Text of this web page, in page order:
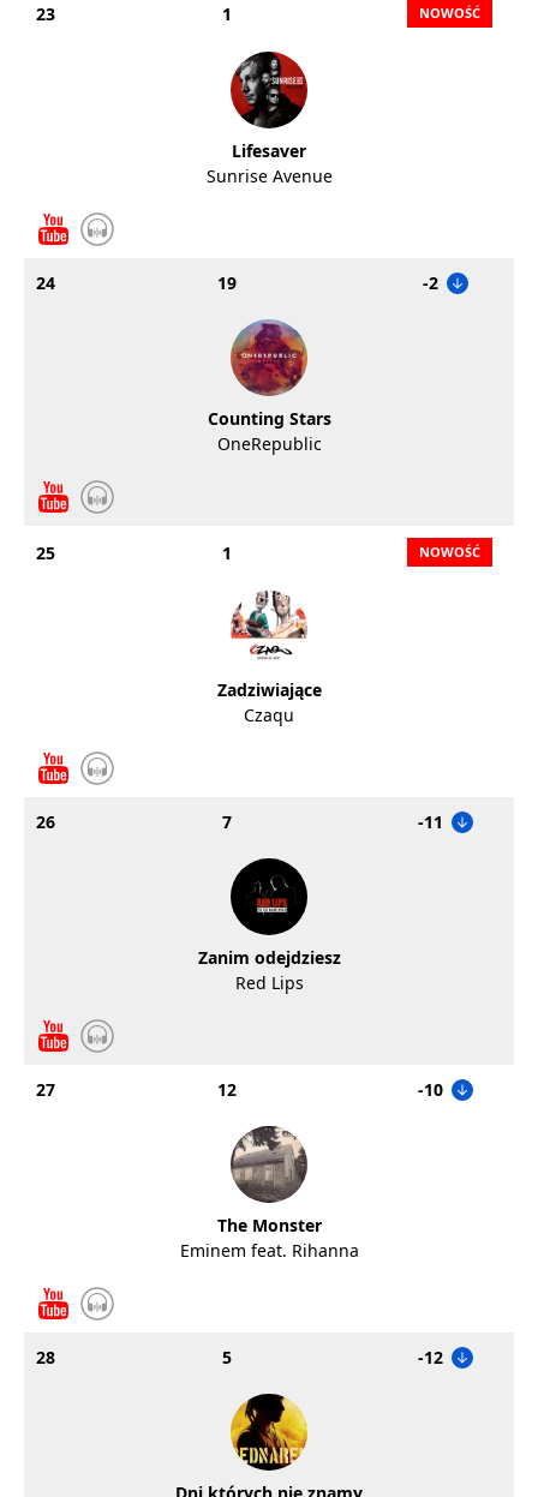
23 1
Lifesaver
Sunrise Avenue
24 19 -2
Counting Stars
OneRepublic
25 1
Zadziwiające
Czaqu
26 7 -11
Zanim odejdziesz
Red Lips
27 12 -10
The Monster
Eminem feat. Rihanna
28 5 -12